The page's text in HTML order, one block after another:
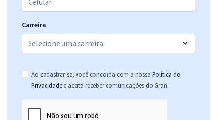
Carreira
Ao cadastrar-se, você concorda com a nossa Política de
Privacidade e aceita receber comunicações do Gran.